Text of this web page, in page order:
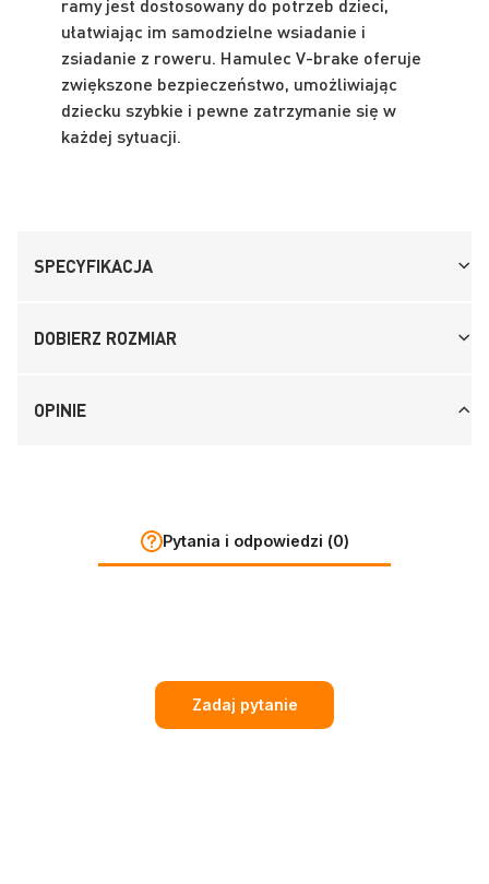
ramy jest dostosowany do potrzeb dzieci,
ułatwiając im samodzielne wsiadanie i
zsiadanie z roweru. Hamulec V-brake oferuje
zwiększone bezpieczeństwo, umożliwiając
dziecku szybkie i pewne zatrzymanie się w
każdej sytuacji.
SPECYFIKACJA
DOBIERZ ROZMIAR
OPINIE
Pytania i odpowiedzi (0)
Zadaj pytanie